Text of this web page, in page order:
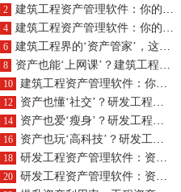
2 建筑工程资产管理软件：你的‘资产加速器’，让你事业蒸蒸日上！
4 建筑工程资产管理软件：你的‘资产小秘书’，助你高效办公！
6 建筑工程界的‘资产管家’，这款软件让你轻松应对各种挑战！
8 资产也能‘上网课’？建筑工程资产管理软件，带你领略科技魅力！
10 建筑工程资产管理软件：你的‘资产守护宝’，安心又可靠！
12 资产也懂‘社交’？研发工程资产管理软件，让它们‘互联互通’！
14 资产也爱‘瘦身’？研发工程资产管理软件，帮你‘甩掉’累赘！
16 资产也玩‘高科技’？研发工程资产管理软件，让它们‘智能升级’！
18 研发工程资产管理软件：资产管理的‘魔法棒’，一挥即灵！
20 研发工程资产管理软件：资产界的‘超级英雄’，拯救你的混乱！